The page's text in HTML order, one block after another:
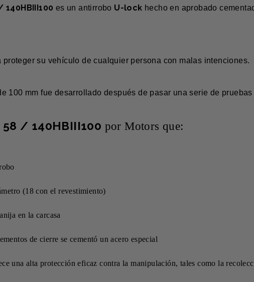
es un antirrobo U-lock hecho en aprobado
proteger su vehículo de cualquier persona con malas intenciones.
100 mm fue desarrollado después de pasar una serie de
/ 140HBIII100 por Motors que:
(18 con el revestimiento)
en la carcasa
de cierre se cementó un acero especial
una alta protección eficaz contra la manipulación, tales como la